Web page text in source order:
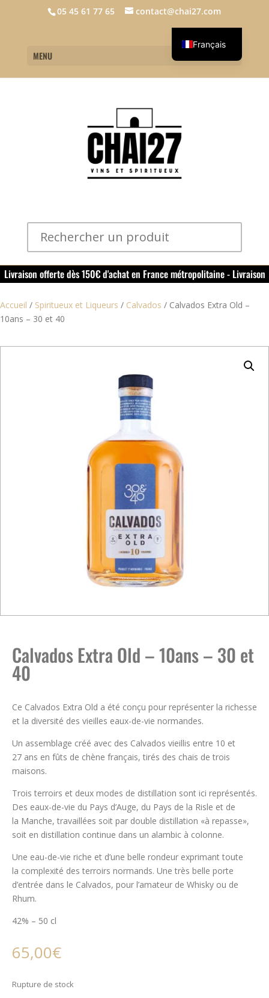
05 45 61 77 65 contact@chai27.com
MENU
Livraison offerte dès 150€ d'achat en France métropolitaine - Livraison
offerte dans le rouillacais (16) dès 50€ d'achat
Accueil / Spiritueux et Liqueurs / Calvados / Calvados Extra Old –
10ans – 30 et 40
Calvados Extra Old – 10ans – 30 et
40
Ce Calvados Extra Old a été conçu pour représenter la richesse
et la diversité des vieilles eaux-de-vie normandes.
Un assemblage créé avec des Calvados vieillis entre 10 et
27 ans en fûts de chène français, tirés des chais de trois
maisons.
Trois terroirs et deux modes de distillation sont ici représentés.
Des eaux-de-vie du Pays d’Auge, du Pays de la Risle et de
la Manche, travaillées soit par double distillation «à repasse»,
soit en distillation continue dans un alambic à colonne.
Une eau-de-vie riche et d’une belle rondeur exprimant toute
la complexité des terroirs normands. Une très belle porte
d’entrée dans le Calvados, pour l’amateur de Whisky ou de
Rhum.
42% – 50 cl
65,00€
Rupture de stock
Français
English